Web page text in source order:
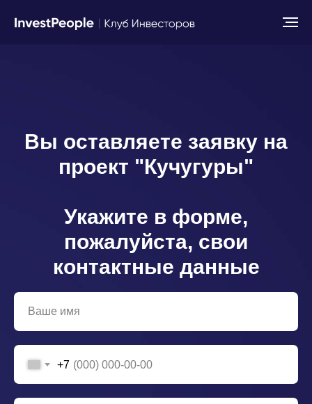
Вы оставляете заявку на
проект "Кучугуры"
Укажите в форме,
пожалуйста, свои
контактные данные
+7